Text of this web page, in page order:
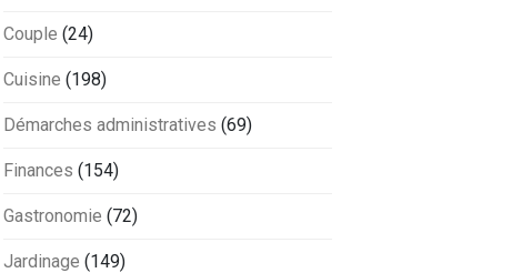
Couple (24)
Cuisine (198)
Démarches administratives (69)
Finances (154)
Gastronomie (72)
Jardinage (149)